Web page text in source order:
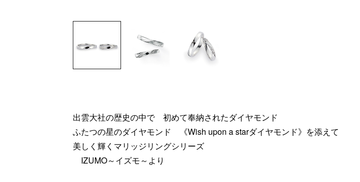
出雲大社の歴史の中で 初めて奉納されたダイヤモンド
ふたつの星のダイヤモンド 《Wish upon a starダイヤモンド》を添えて
美しく輝くマリッジリングシリーズ
IZUMO～イズモ～より